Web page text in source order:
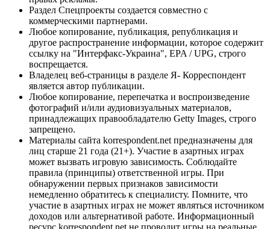
Раздел Спецпроекты создается совместно с
коммерческими партнерами.
Любое копирование, публикация, републикация и
другое распространение информации, которое содержит
ссылку на "Интерфакс-Украина", EPA / UPG, строго
воспрещается.
Владелец веб-страницы в разделе Я- Корреспондент
является автор публикации.
Любое копирование, перепечатка и воспроизведение
фотографий и/или аудиовизуальных материалов,
принадлежащих правообладателю Getty Images, строго
запрещено.
Материалы сайта korrespondent.net предназначены для
лиц старше 21 года (21+). Участие в азартных играх
может вызвать игровую зависимость. Соблюдайте
правила (принципы) ответственной игры. При
обнаружении первых признаков зависимости
немедленно обратитесь к специалисту. Помните, что
участие в азартных играх не может являться источником
доходов или альтернативой работе. Информационный
ресурс korrespondent.net не проводит игры на реальные